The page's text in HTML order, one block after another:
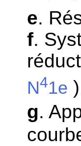
e.
f.
N41e
g.